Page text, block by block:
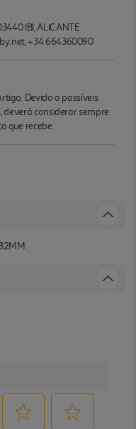
IBI, ALICANTE
+34 664360090
Devido a possíveis
considerar sempre
que recebe.